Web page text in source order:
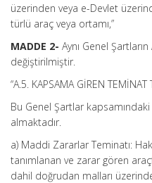
üzerinden veya e-Devlet
türlü araç veya ortamı,”
MADDE 2- Aynı Genel
değiştirilmiştir.
“A.5. KAPSAMA GİREN TEMİNAT
Bu Genel Şartlar
almaktadır.
a) Maddi Zararlar Teminatı:
tanımlanan ve zarar gören
dahil doğrudan malları